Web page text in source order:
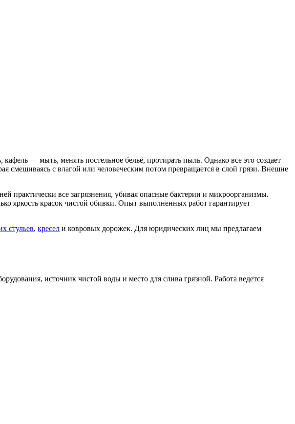
— мыть, менять постельное бельё, протирать пыль. Однако все это создает
смешиваясь с влагой или человеческим потом превращается в слой грязи. Внешне
практически все загрязнения, убивая опасные бактерии и микроорганизмы.
яркость красок чистой обивки. Опыт выполненных работ гарантирует
стульев, кресел и ковровых дорожек. Для юридических лиц мы предлагаем
источник чистой воды и место для слива грязной. Работа ведется